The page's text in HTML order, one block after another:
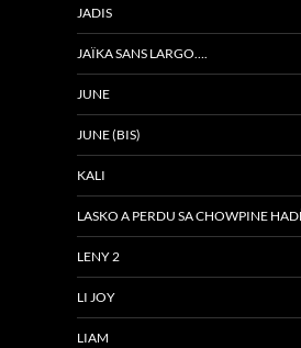
JADIS
JAÏKA SANS LARGO….
JUNE
JUNE (BIS)
KALI
LASKO A PERDU SA CHOWPINE
LENY 2
LI JOY
LIAM